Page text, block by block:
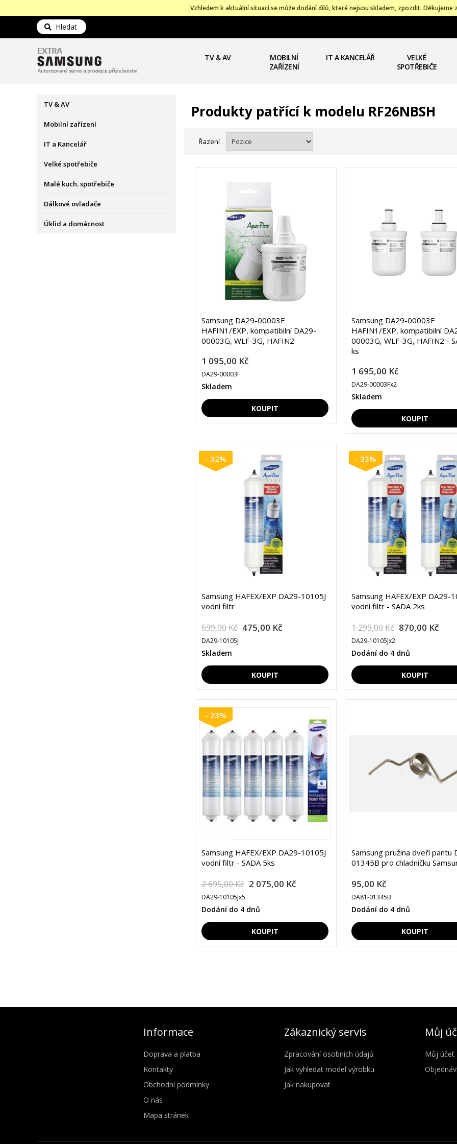
Vzhledem k aktuální situaci se může dodání dílů, které nejsou skladem, zpozdit. Děkujeme
Hledat
TV & AV
MOBILNÍ
ZAŘÍZENÍ
IT A KANCELÁŘ
VELKÉ
SPOTŘEBIČE
TV & AV
Mobilní zařízení
IT a Kancelář
Velké spotřebiče
Malé kuch. spotřebiče
Dálkové ovladače
Úklid a domácnost
Produkty patřící k modelu RF26NBSH
Řazení
Samsung DA29-00003F
HAFIN1/EXP, kompatibilní DA29-
00003G, WLF-3G, HAFIN2
1 095,00 Kč
DA29-00003F
Skladem
Samsung DA29-00003F
HAFIN1/EXP, kompatibilní
00003G, WLF-3G, HAFIN2 -
ks
1 695,00 Kč
DA29-00003Fx2
Skladem
- 32%
Samsung HAFEX/EXP DA29-10105J
vodní filtr
699,00 Kč 475,00 Kč
DA29-10105J
Skladem
- 33%
Samsung HAFEX/EXP DA29-
vodní filtr - SADA 2ks
1 299,00 Kč 870,00 Kč
DA29-10105Jx2
Dodání do 4 dnů
- 23%
Samsung HAFEX/EXP DA29-10105J
vodní filtr - SADA 5ks
2 695,00 Kč 2 075,00 Kč
DA29-10105Jx5
Dodání do 4 dnů
Samsung pružina dveří pantu
01345B pro chladničku
95,00 Kč
DA81-01345B
Dodání do 4 dnů
Informace
Doprava a platba
Kontakty
Obchodní podmínky
O nás
Mapa stránek
Zákaznický servis
Zpracování osobních údajů
Jak vyhledat model výrobku
Jak nakupovat
Můj
Můj účet